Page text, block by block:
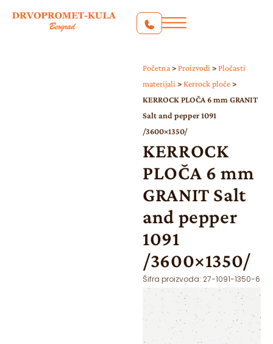
Početna > Proizvodi > Pločasti
materijali > Kerrock ploče >
KERROCK PLOČA 6 mm GRANIT
Salt and pepper 1091
/3600×1350/
KERROCK
PLOČA 6 mm
GRANIT Salt
and pepper
1091
/3600×1350/
Šifra proizvoda: 27-1091-1350-6